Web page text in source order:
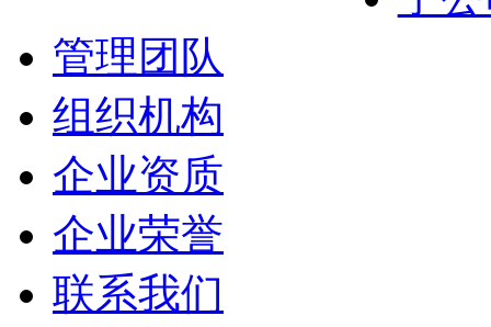
管理团队
组织机构
企业资质
企业荣誉
联系我们